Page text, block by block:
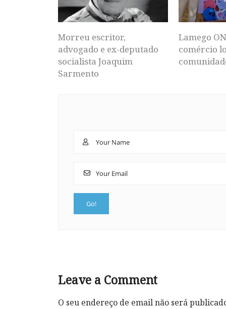
Morreu escritor,
advogado e ex-deputado
socialista Joaquim
Sarmento
Lamego
comércio
Leave a Comment
O seu endereço de email não será